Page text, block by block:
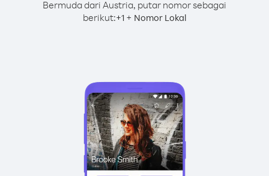
Bermuda dari Austria, putar nomor sebagai
berikut:+1+ Nomor Lokal